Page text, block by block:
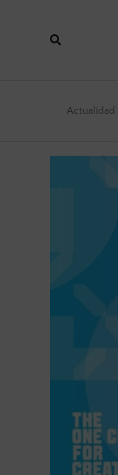
Actualidad